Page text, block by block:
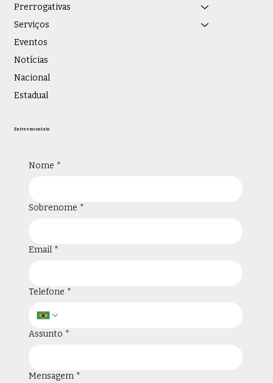
Entre em contato
Nome *
Sobrenome *
Email *
Telefone *
Assunto *
Mensagem *
Prerrogativas
Serviços
Eventos
Notícias
Nacional
Estadual